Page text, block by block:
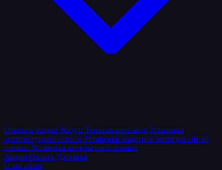
Открыть раздел Услуги Тонирование авто Установка
архитектурных пленок Установка защитной антигравийной
пленки Установка интерьерной пленки
Акции Оплата Доставка
О магазине